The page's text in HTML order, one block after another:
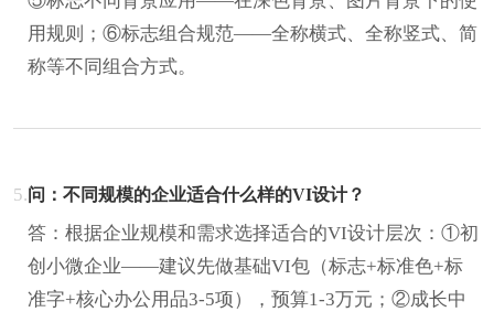
用规则；⑥标志组合规范——全称横式、全称竖式、简
称等不同组合方式。
5.问：不同规模的企业适合什么样的VI设计？
答：根据企业规模和需求选择适合的VI设计层次：①初
创小微企业——建议先做基础VI包（标志+标准色+标
准字+核心办公用品3-5项），预算1-3万元；②成长中